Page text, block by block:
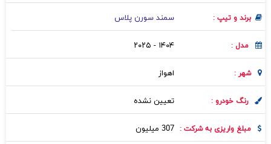
برند و تیپ : سمند سورن پلاس
مدل : ۱۴۰۴ - ۲۰۲۵
شهر : اهواز
رنگ خودرو : تعیین نشده
مبلغ واریزی به شرکت : 307 میلیون